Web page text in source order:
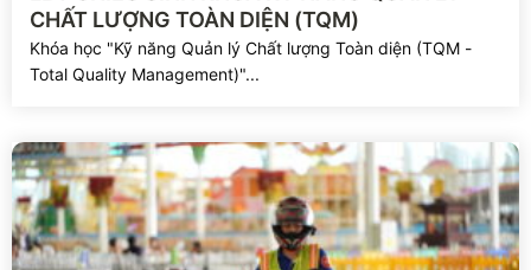
CHẤT LƯỢNG TOÀN DIỆN (TQM)
Khóa học "Kỹ năng Quản lý Chất lượng Toàn diện (TQM -
Total Quality Management)"...